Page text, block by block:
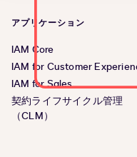
アプリケーション
IAM Core
IAM for Customer
IAM for Sales
契約ライフサイクル管理
（CLM）